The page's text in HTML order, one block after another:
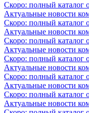
Скоро: полный каталог
Актуальные новости
Скоро: полный каталог
Актуальные новости
Скоро: полный каталог
Актуальные новости
Скоро: полный каталог
Актуальные новости
Скоро: полный каталог
Актуальные новости
Скоро: полный каталог
Актуальные новости